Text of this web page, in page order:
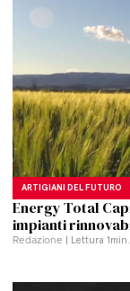
ARTIGIANI DEL FUTURO
Energy Total
impianti
Redazione | Lettura 1 min.